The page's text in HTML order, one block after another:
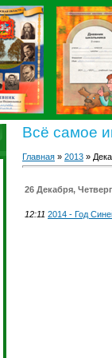
Всё самое
Главная » 2013 »
26 Декабря, Четверг
12:11 2014 - Год